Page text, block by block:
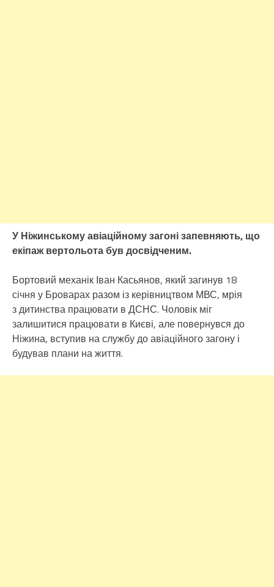
У Ніжинському авіаційному загоні запевняють, що
екіпаж вертольота був досвідченим.
Бортовий механік Іван Касьянов, який загинув 18
січня у Броварах разом із керівництвом МВС, мрія
з дитинства працювати в ДСНС. Чоловік міг
залишитися працювати в Києві, але повернувся до
Ніжина, вступив на службу до авіаційного загону і
будував плани на життя.